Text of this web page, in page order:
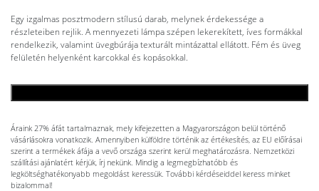
Egy izgalmas posztmodern stílusú darab, melynek érdekessége a
részleteiben rejlik. A mennyezeti lámpa szépen lekerekített, íves formákkal
rendelkezik, valamint üvegbúrája texturált mintázattal ellátott. Fém és üveg
felületén helyenként karcokkal és kopásokkal.
Áraink 27% áfát tartalmaznak, mely kifejezetten a Magyarországon belül történő
vásárlásokra vonatkozik. Amennyiben külföldre történik az értékesítés, az EU előírásai
szerint a termékek áfája a vevő országa szerint kerül meghatározásra. Nemzetközi
szállítási ajánlatért kérjük, írj nekünk. Mindig a legmegbízhatóbb és
legköltséghatékonyabb megoldást keressük. További kérdéseiddel keress minket
bizalommal!